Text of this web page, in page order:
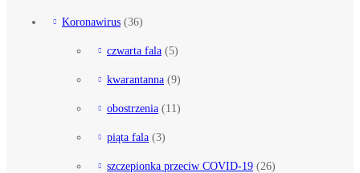
Koronawirus (36)
czwarta fala (5)
kwarantanna (9)
obostrzenia (11)
piąta fala (3)
szczepionka przeciw COVID-19 (26)